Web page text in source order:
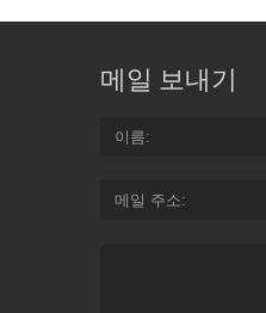
메일 보내기
이름
메일 주소